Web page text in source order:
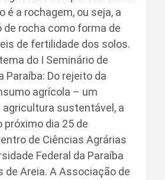
é a rochagem, ou seja, a
de rocha como forma de
de fertilidade dos solos.
do I Seminário de
Paraíba: Do rejeito da
agrícola – um
agricultura sustentável, a
próximo dia 25 de
de Ciências Agrárias
Federal da Paraíba
de Areia. A Associação de